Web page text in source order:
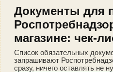
Документы для
магазине: чек-
Список обязательных
запрашивают
сразу, ничего оставлять не